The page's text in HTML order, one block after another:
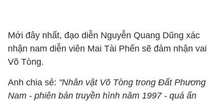
Mới đây nhất, đạo diễn Nguyễn Quang Dũng xác
nhận nam diễn viên Mai Tài Phến sẽ đảm nhận vai
Võ Tòng.
Anh chia sẻ: "Nhân vật Võ Tòng trong Đất Phương
Nam - phiên bản truyền hình năm 1997 - quá ấn